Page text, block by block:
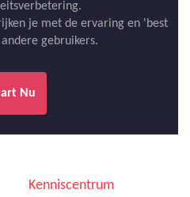
je met de ervaring en 'best
gebruikers.
Nu
Kenniscentrum